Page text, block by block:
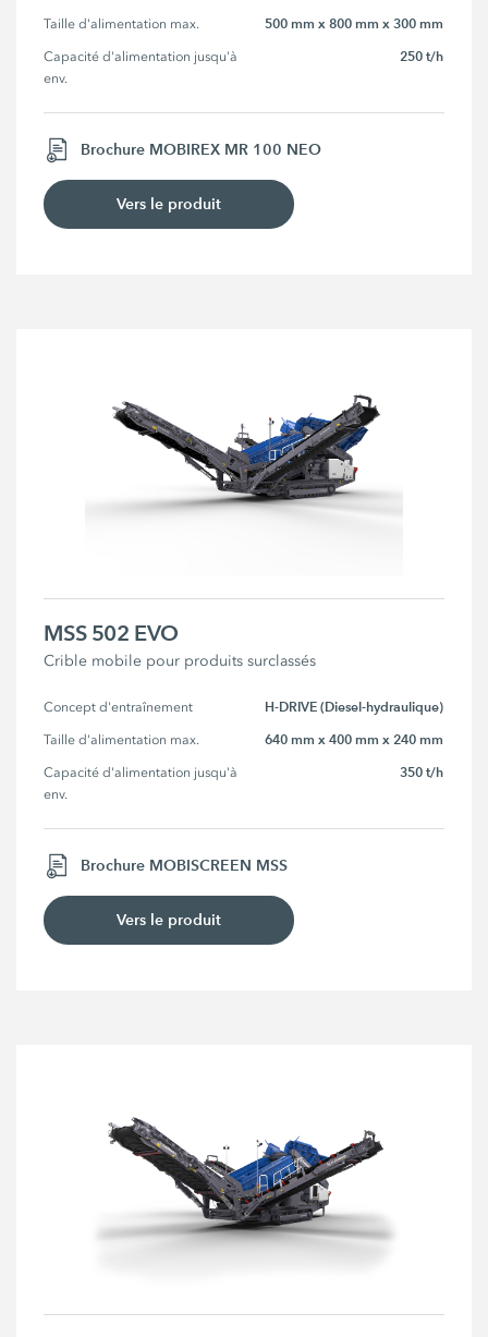
Taille d'alimentation max. 500 mm x 800 mm x 300 mm
Capacité d'alimentation jusqu'à
env.
250 t/h
Brochure MOBIREX MR 100 NEO
Vers le produit
MSS 502 EVO
Crible mobile pour produits surclassés
Concept d'entraînement H-DRIVE (Diesel-hydraulique)
Taille d'alimentation max. 640 mm x 400 mm x 240 mm
Capacité d'alimentation jusqu'à
env.
350 t/h
Brochure MOBISCREEN MSS
Vers le produit